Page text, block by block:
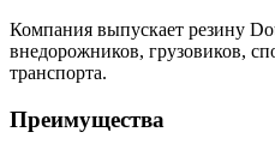
Компания выпускает резину
внедорожников, грузовиков,
транспорта.
Преимущества